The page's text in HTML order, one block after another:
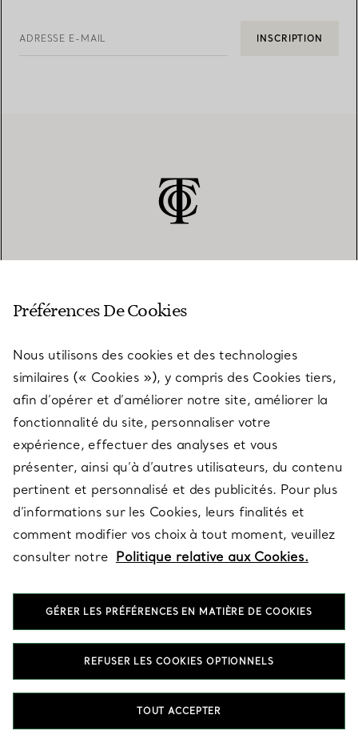
ADRESSE E-MAIL INSCRIPTION
SERVICES
À PROPOS
QUESTIONS LÉGALES
SUIVEZ-NOUS
T&Co. 2026
Préférences De Cookies
Nous utilisons des cookies et des technologies
similaires (« Cookies »), y compris des Cookies tiers,
afin d’opérer et d’améliorer notre site, améliorer la
fonctionnalité du site, personnaliser votre
expérience, effectuer des analyses et vous
présenter, ainsi qu’à d’autres utilisateurs, du contenu
pertinent et personnalisé et des publicités. Pour plus
d’informations sur les Cookies, leurs finalités et
comment modifier vos choix à tout moment, veuillez
consulter notre Politique relative aux Cookies.
GÉRER LES PRÉFÉRENCES EN MATIÈRE DE COOKIES
REFUSER LES COOKIES OPTIONNELS
TOUT ACCEPTER